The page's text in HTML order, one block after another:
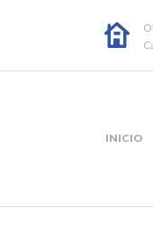
INICIO